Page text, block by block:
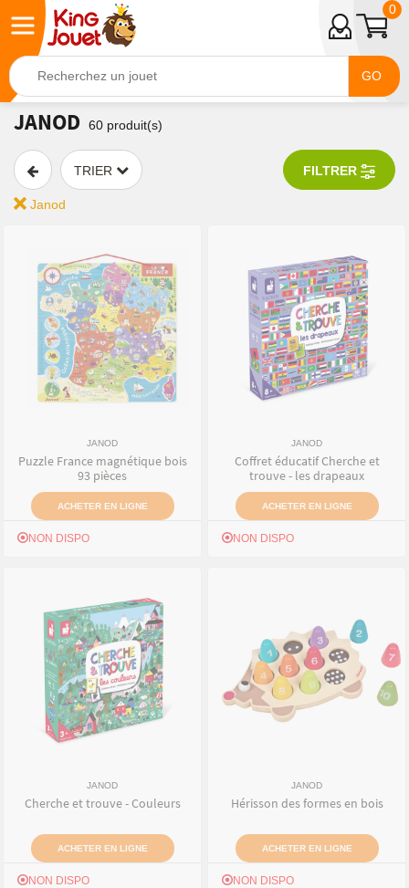
GO
0
JANOD 60 produit(s)
TRIER FILTRER
Janod
JANOD
Puzzle France magnétique bois
93 pièces
ACHETER EN LIGNE
NON DISPO
JANOD
Coffret éducatif Cherche et
trouve - les drapeaux
ACHETER EN LIGNE
NON DISPO
JANOD
Cherche et trouve - Couleurs
ACHETER EN LIGNE
NON DISPO
JANOD
Hérisson des formes en bois
ACHETER EN LIGNE
NON DISPO